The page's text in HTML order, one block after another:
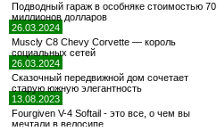
Подводный гараж в особняке стоимостью 70
миллионов долларов
26.03.2024
Muscly C8 Chevy Corvette — король
социальных сетей
26.03.2024
Сказочный передвижной дом сочетает
старую южную элегантность
13.08.2023
Fourgiven V-4 Softail - это все, о чем вы
мечтали в велосипе